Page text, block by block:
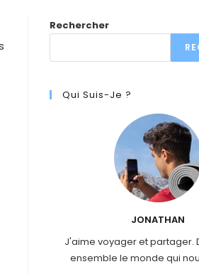
Rechercher
Qui Suis-Je ?
JONATHAN
J'aime voyager et partager.
ensemble le monde qui